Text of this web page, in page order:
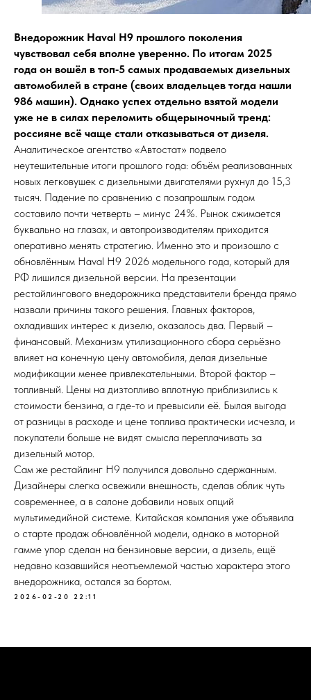
Внедорожник Haval H9 прошлого поколения
чувствовал себя вполне уверенно. По итогам 2025
года он вошёл в топ‑5 самых продаваемых дизельных
автомобилей в стране (своих владельцев тогда нашли
986 машин). Однако успех отдельно взятой модели
уже не в силах переломить общерыночный тренд:
россияне всё чаще стали отказываться от дизеля.
Аналитическое агентство «Автостат» подвело
неутешительные итоги прошлого года: объём реализованных
новых легковушек с дизельными двигателями рухнул до 15,3
тысяч. Падение по сравнению с позапрошлым годом
составило почти четверть – минус 24%. Рынок сжимается
буквально на глазах, и автопроизводителям приходится
оперативно менять стратегию. Именно это и произошло с
обновлённым Haval H9 2026 модельного года, который для
РФ лишился дизельной версии. На презентации
рестайлингового внедорожника представители бренда прямо
назвали причины такого решения. Главных факторов,
охладивших интерес к дизелю, оказалось два. Первый –
финансовый. Механизм утилизационного сбора серьёзно
влияет на конечную цену автомобиля, делая дизельные
модификации менее привлекательными. Второй фактор –
топливный. Цены на дизтопливо вплотную приблизились к
стоимости бензина, а где-то и превысили её. Былая выгода
от разницы в расходе и цене топлива практически исчезла, и
покупатели больше не видят смысла переплачивать за
дизельный мотор.
Сам же рестайлинг H9 получился довольно сдержанным.
Дизайнеры слегка освежили внешность, сделав облик чуть
современнее, а в салоне добавили новых опций
мультимедийной системе. Китайская компания уже объявила
о старте продаж обновлённой модели, однако в моторной
гамме упор сделан на бензиновые версии, а дизель, ещё
недавно казавшийся неотъемлемой частью характера этого
внедорожника, остался за бортом.
2026-02-20 22:11